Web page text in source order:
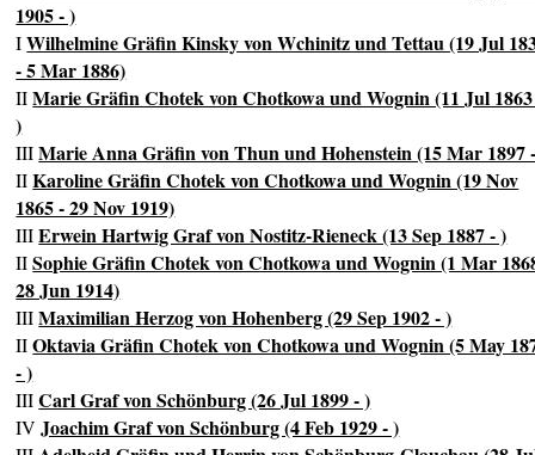
1905 - )
IWilhelmine Gräfin Kinsky von Wchinitz und Tettau (19 Jul
- 5 Mar 1886)
IIMarie Gräfin Chotek von Chotkowa und Wognin (11 Jul
)
IIIMarie Anna Gräfin von Thun und Hohenstein (15 Mar 1897
IIKaroline Gräfin Chotek von Chotkowa und Wognin (19 Nov
1865 - 29 Nov 1919)
IIIErwein Hartwig Graf von Nostitz-Rieneck (13 Sep 1887 - )
IISophie Gräfin Chotek von Chotkowa und Wognin (1 Mar
28 Jun 1914)
IIIMaximilian Herzog von Hohenberg (29 Sep 1902 - )
IIOktavia Gräfin Chotek von Chotkowa und Wognin (5 May
- )
IIICarl Graf von Schönburg (26 Jul 1899 - )
IVJoachim Graf von Schönburg (4 Feb 1929 - )